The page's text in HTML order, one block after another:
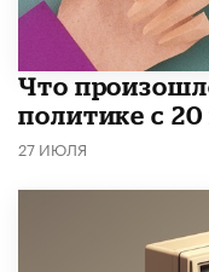
​Что
политике с
27 ИЮЛЯ